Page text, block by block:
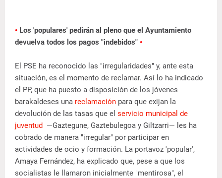
• Los 'populares' pedirán al pleno que el Ayuntamiento
devuelva todos los pagos "indebidos" •
El PSE ha reconocido las "irregularidades" y, ante esta
situación, es el momento de reclamar. Así lo ha indicado
el PP, que ha puesto a disposición de los jóvenes
barakaldeses una reclamación para que exijan la
devolución de las tasas que el servicio municipal de
juventud —Gaztegune, Gaztebulegoa y Giltzarri— les ha
cobrado de manera "irregular" por participar en
actividades de ocio y formación. La portavoz 'popular',
Amaya Fernández, ha explicado que, pese a que los
socialistas le llamaron inicialmente "mentirosa", el